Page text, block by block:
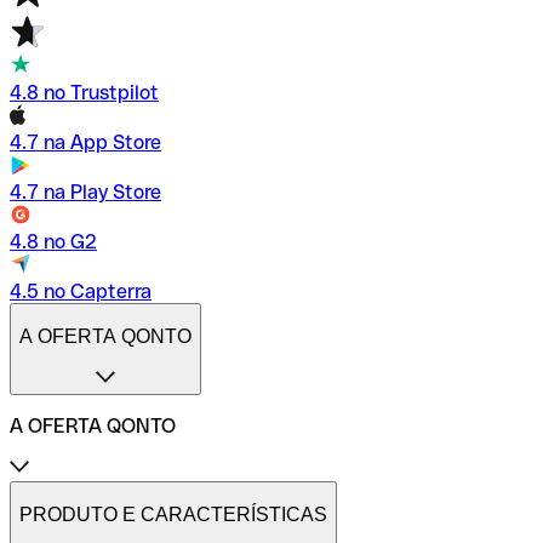
4.8 no Trustpilot
4.7 na App Store
4.7 na Play Store
4.8 no G2
4.5 no Capterra
A OFERTA QONTO
A OFERTA QONTO
Tarifas
Conta profissional online
PRODUTO E CARACTERÍSTICAS